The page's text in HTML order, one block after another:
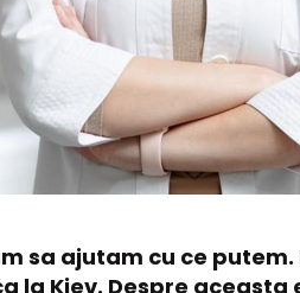
sa ajutam cu ce
la Kiev. Despre